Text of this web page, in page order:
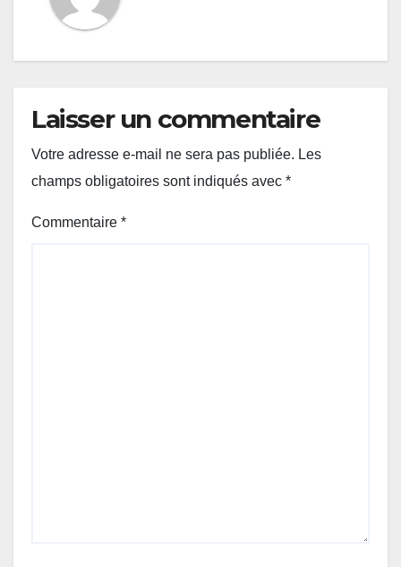
Laisser un commentaire
Votre adresse e-mail ne sera pas publiée. Les
champs obligatoires sont indiqués avec *
Commentaire *